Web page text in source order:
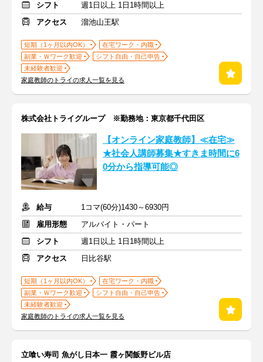
シフト
週1日以上 1日1時間以上
アクセス
溜池山王駅
短期（1ヶ月以内OK）
在宅ワーク・内職
副業・Ｗワーク歓迎
シフト自由・自己申告
未経験者歓迎
家庭教師のトライの求人一覧を見る
株式会社トライグループ ※勤務地：東京都千代田区
【オンライン家庭教師】≪在宅≫
★社会人講師募集★すきま時間に6
0分から指導可能◎
給与
1コマ(60分)1430～6930円
雇用形態
アルバイト・パート
シフト
週1日以上 1日1時間以上
アクセス
日比谷駅
短期（1ヶ月以内OK）
在宅ワーク・内職
副業・Ｗワーク歓迎
シフト自由・自己申告
未経験者歓迎
家庭教師のトライの求人一覧を見る
立喰い寿司 魚がし日本一 霞ヶ関飯野ビル店